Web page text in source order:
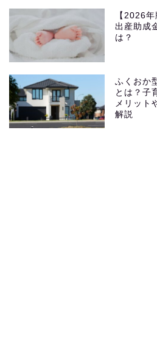
【2026
出産助成
は？
ふくおか
とは？子
メリット
解説